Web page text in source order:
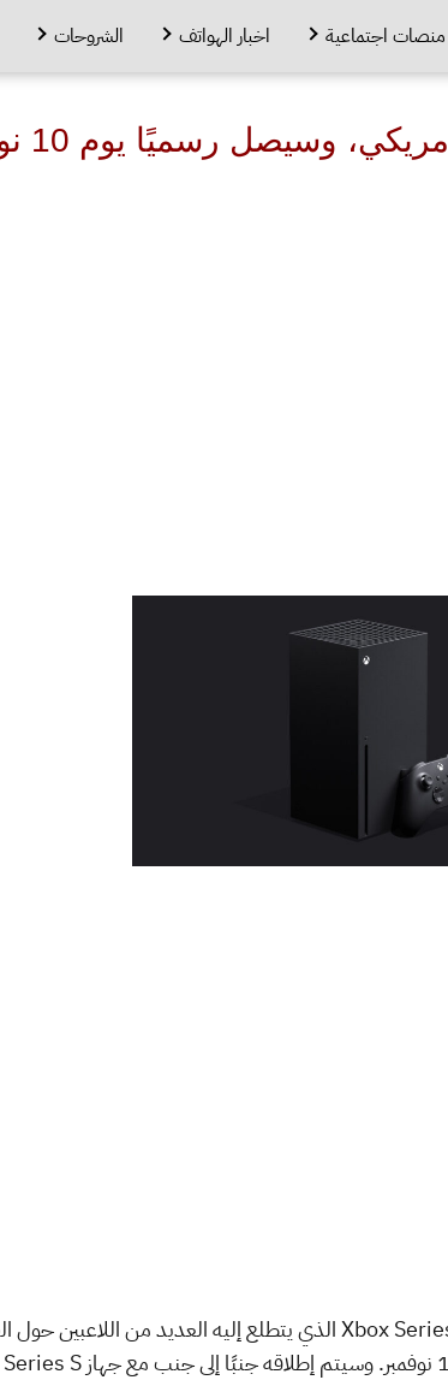
منصات اجتماعية اخبار الهواتف الشروحات